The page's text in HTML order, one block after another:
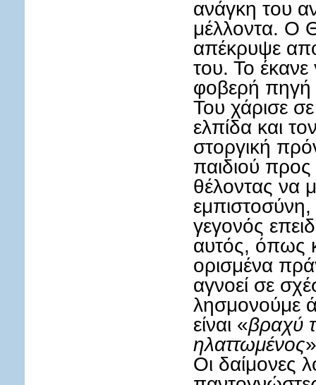
ανάγκη του
μέλλοντα. Ο
απέκρυψε
του. Το έκανε
φοβερή πηγή
Του χάρισε
ελπίδα και
στοργική
παιδιού
θέλοντας να
εμπιστοσύνη,
γεγονός
αυτός, όπως
ορισμένα
αγνοεί σε
λησμονούμε
είναι «βραχύ
ηλαττωμένος
Οι δαίμονες